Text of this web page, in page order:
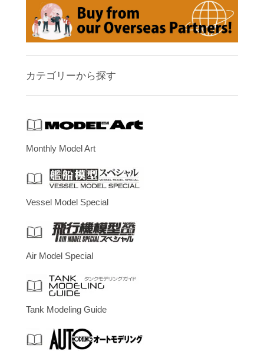
カテゴリーから探す
Monthly Model Art
Vessel Model Special
Air Model Special
Tank Modeling Guide